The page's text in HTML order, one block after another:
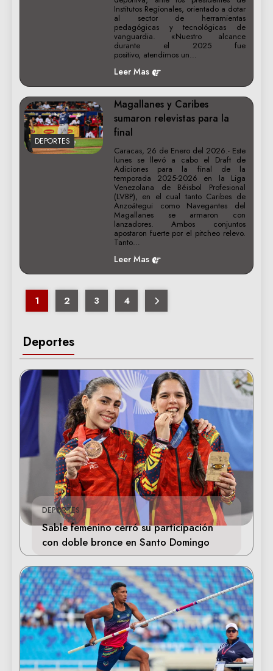
Deportes
DEPORTES
Sable femenino cerró su participación
con doble bronce en Santo Domingo
Institutos Regionales, orientado a dotar
al sector de herramientas
pedagógicas y tecnológicas de
vanguardia. «Nuestro alcance
durante el 2025 fue
positivo, atendimos un…
Leer Mas
DEPORTES
Magallanes y Caribes
sumaron relevistas para la
final
Caracas, 26 de Enero del 2026.- Este
lunes se llevó a cabo el Draft de
Adiciones para la final de la
temporada 2025-2026 en la Liga
Venezolana de Béisbol Profesional
(LVBP), en el cual tanto Caribes de
Anzoátegui como Navegantes del
Magallanes se armaron con
lanzadores. Ambos conjuntos
apostaron fuerte por el pitcheo relevo.
Tanto…
Leer Mas
1 2 3 4